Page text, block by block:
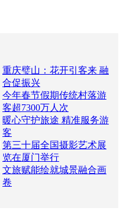
重庆璧山：花开引客来 融
合促振兴
今年春节假期传统村落游
客超7300万人次
暖心守护旅途 精准服务游
客
第三十届全国摄影艺术展
览在厦门举行
文旅赋能绘就城景融合画
卷